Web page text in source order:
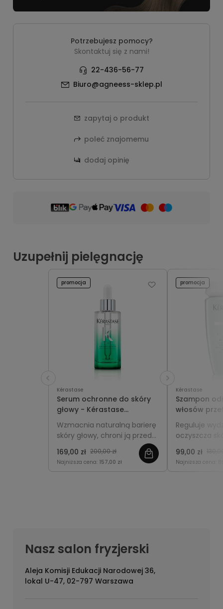
Potrzebujesz pomocy?
Skontaktuj się z nami!
22-436-56-77
Biuro@agneess-sklep.pl
zapytaj o produkt
poleć znajomemu
dodaj opinię
Uzupełnij pielęgnację
Kérastase
Serum ochronne do skóry
głowy - Kérastase
Specifique Potentialiste
90ml
Wzmacnia naturalną barierę
skóry głowy, chroni ją przed
podrażnieniami i wspiera
zdrowy wzrost włosów.
169,00 zł 200,00 zł
Najniższa cena: 157,00 zł
promocja
Kérastase
Szampon
włosów
się -
Bain
Reguluje
oczyszcza
sypkie i
99,00 zł
Najniższa cena:
promocja
Nasz salon fryzjerski
Aleja Komisji Edukacji Narodowej 36,
lokal U-47, 02-797 Warszawa